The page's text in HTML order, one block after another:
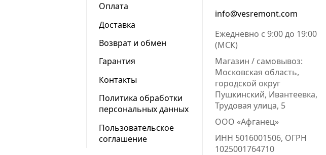
Оплата
Доставка
Возврат и обмен
Гарантия
Контакты
Политика обработки
персональных данных
Пользовательское
соглашение
info@vesremont.com
Ежедневно с 9:00 до 19:00
(МСК)
Магазин / самовывоз:
Московская область,
городской округ
Пушкинский, Ивантеевка,
Трудовая улица, 5
ООО «Афганец»
ИНН 5016001506, ОГРН
1025001764710